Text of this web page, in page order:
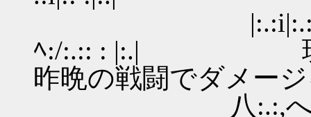
ﾍ:/:.:: : |:.| 現状
昨晩の戦闘でダメー
八:.:,